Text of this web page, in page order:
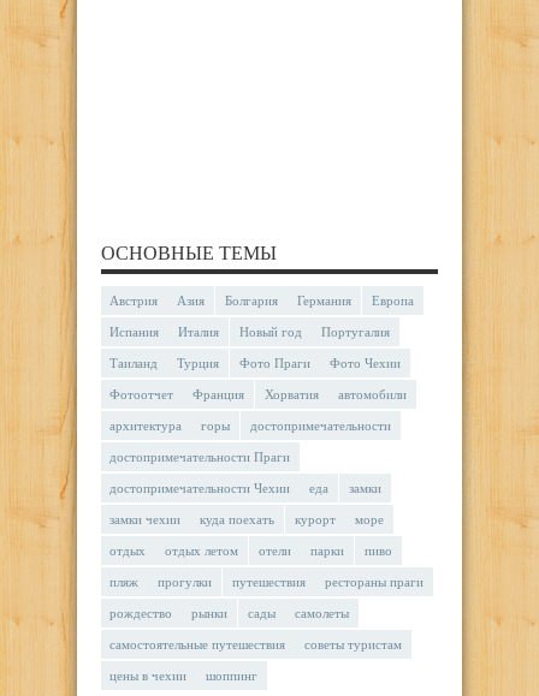
ОСНОВНЫЕ ТЕМЫ
Австрия Азия Болгария Германия Европа
Испания Италия Новый год Португалия
Таиланд Турция Фото Праги Фото Чехии
Фотоотчет Франция Хорватия автомобили
архитектура горы достопримечательности
достопримечательности Праги
достопримечательности Чехии еда замки
замки чехии куда поехать курорт море
отдых отдых летом отели парки пиво
пляж прогулки путешествия рестораны праги
рождество рынки сады самолеты
самостоятельные путешествия советы туристам
цены в чехии шоппинг